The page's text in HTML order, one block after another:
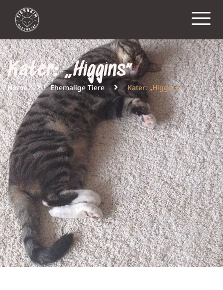
Kater: „Higgins“
Home Ehemalige Tiere Kater: „Higgins“